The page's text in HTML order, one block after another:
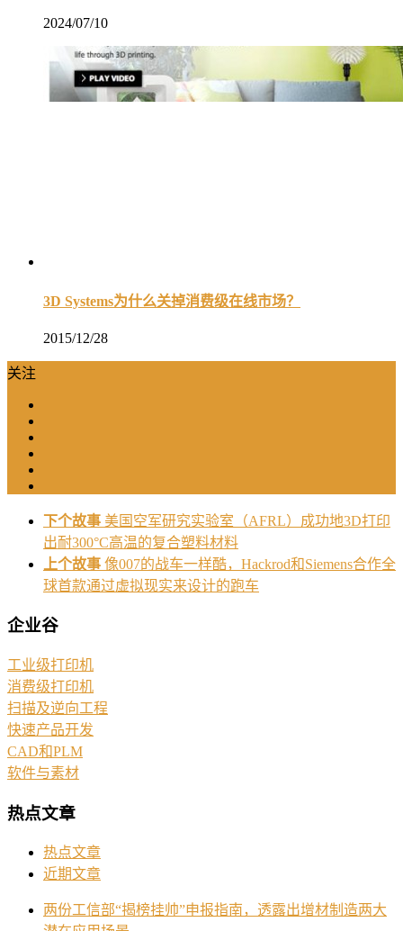
2024/07/10
3D Systems为什么关掉消费级在线市场？
2015/12/28
关注
下个故事 美国空军研究实验室（AFRL）成功地3D打印
出耐300°C高温的复合塑料材料
上个故事 像007的战车一样酷，Hackrod和Siemens合作全
球首款通过虚拟现实来设计的跑车
企业谷
工业级打印机
消费级打印机
扫描及逆向工程
快速产品开发
CAD和PLM
软件与素材
热点文章
热点文章
近期文章
两份工信部“揭榜挂帅”申报指南，透露出增材制造两大